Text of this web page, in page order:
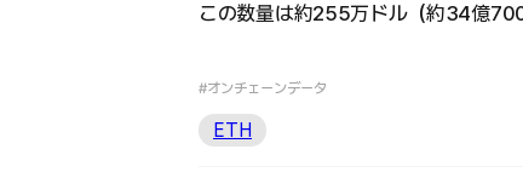
この数量は約255万ドル（約34億
#オンチェーンデータ
ETH